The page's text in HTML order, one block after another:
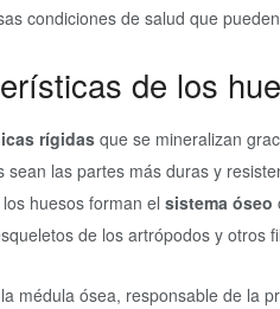
condiciones de salud que
de los
rígidas que se mineralizan
las partes más duras y
huesos forman el sistema óseo
de los artrópodos y otros
médula ósea, responsable de la